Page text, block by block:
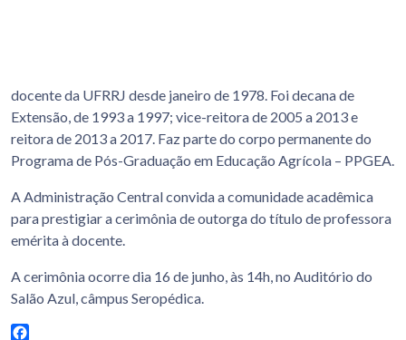
docente da UFRRJ desde janeiro de 1978. Foi decana de
Extensão, de 1993 a 1997; vice-reitora de 2005 a 2013 e
reitora de 2013 a 2017. Faz parte do corpo permanente do
Programa de Pós-Graduação em Educação Agrícola – PPGEA.
A Administração Central convida a comunidade acadêmica
para prestigiar a cerimônia de outorga do título de professora
emérita à docente.
A cerimônia ocorre dia 16 de junho, às 14h, no Auditório do
Salão Azul, câmpus Seropédica.